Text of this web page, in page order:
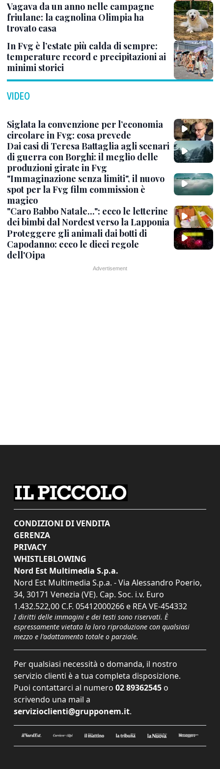
Vagava da un anno nelle campagne
friulane: la cagnolina Olimpia ha
trovato casa
In Fvg è l’estate più calda di sempre:
temperature record e precipitazioni ai
minimi storici
VIDEO
Siglata la convenzione per l’economia
circolare in Fvg: cosa prevede
Dai casi di Teresa Battaglia agli scenari
di guerra con Borghi: il meglio delle
produzioni girate in Fvg
"Immaginazione senza limiti", il nuovo
spot per la Fvg film commission è
magico
"Caro Babbo Natale...": ecco le letterine
dei bimbi dal Nordest verso la Lapponia
Proteggere gli animali dai botti di
Capodanno: ecco le dieci regole
dell'Oipa
CONDIZIONI DI VENDITA
GERENZA
PRIVACY
WHISTLEBLOWING
Nord Est Multimedia S.p.a.
Nord Est Multimedia S.p.a. - Via Alessandro Poerio,
34, 30171 Venezia (VE). Cap. Soc. i.v. Euro
1.432.522,00 C.F. 05412000266 e REA VE-454332
I diritti delle immagini e dei testi sono riservati. È
espressamente vietata la loro riproduzione con qualsiasi
mezzo e l'adattamento totale o parziale.
Per qualsiasi necessità o domanda, il nostro
servizio clienti è a tua completa disposizione.
Puoi contattarci al numero 02 89362545 o
scrivendo una mail a
servizioclienti@grupponem.it.